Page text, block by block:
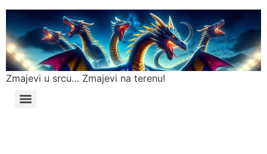
Zmajevi u srcu… Zmajevi na terenu!